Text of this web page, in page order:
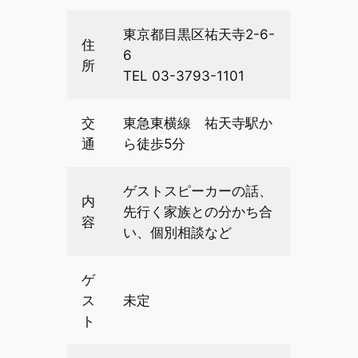
住
所
東京都目黒区祐天寺2-6-
6
TEL 03-3793-1101
交
通
東急東横線 祐天寺駅か
ら徒歩5分
内
容
ゲストスピーカーの話、
先行く家族との分かち合
い、個別相談など
ゲ
ス
ト
未定